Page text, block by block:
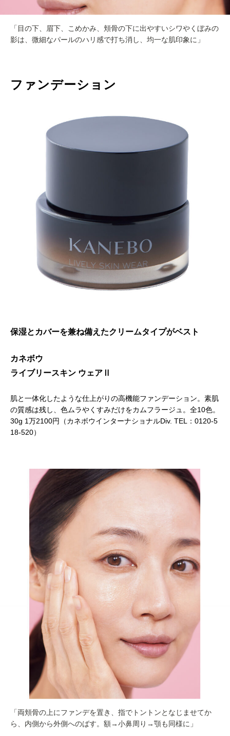
「目の下、眉下、こめかみ、頬骨の下に出やすいシワやくぼみの
影は、微細なパールのハリ感で打ち消し、均一な肌印象に」
ファンデーション
保湿とカバーを兼ね備えたクリームタイプがベスト
カネボウ
ライブリースキン ウェアⅡ
肌と一体化したような仕上がりの高機能ファンデーション。素肌
の質感は残し、色ムラやくすみだけをカムフラージュ。全10色。
30g 1万2100円（カネボウインターナショナルDiv. TEL：0120-5
18-520）
「両頬骨の上にファンデを置き、指でトントンとなじませてか
ら、内側から外側へのばす。額→小鼻周り→顎も同様に」